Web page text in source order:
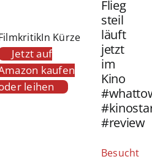
In Kürze
Jetzt auf
kaufen
leihen
Flieg
steil
läuft
jetzt
im
Kino
#review
Besucht